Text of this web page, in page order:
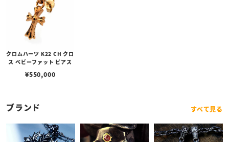
クロムハーツ K22 CH クロ
ス ベビーファット ピアス
¥550,000
ブランド すべて見る